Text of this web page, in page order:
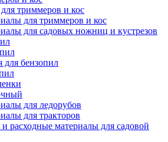
триммеров и кос
для триммеров и кос
для садовых ножниц и кустрезов
для бензопил
для ледорубов
для тракторов
расходные материалы для садовой